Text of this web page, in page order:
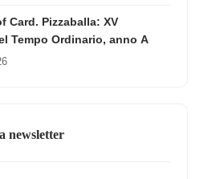
Card. Pizzaballa: XV
Tempo Ordinario, anno A
newsletter